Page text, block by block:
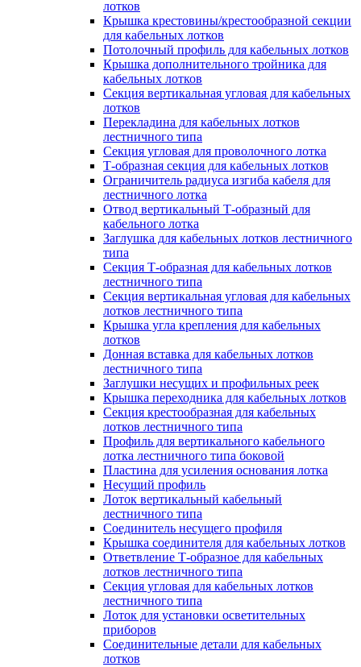
лотков
Крышка крестовины/крестообразной секции
для кабельных лотков
Потолочный профиль для кабельных лотков
Крышка дополнительного тройника для
кабельных лотков
Секция вертикальная угловая для кабельных
лотков
Перекладина для кабельных лотков
лестничного типа
Секция угловая для проволочного лотка
Т-образная секция для кабельных лотков
Ограничитель радиуса изгиба кабеля для
лестничного лотка
Отвод вертикальный Т-образный для
кабельного лотка
Заглушка для кабельных лотков лестничного
типа
Секция Т-образная для кабельных лотков
лестничного типа
Секция вертикальная угловая для кабельных
лотков лестничного типа
Крышка угла крепления для кабельных
лотков
Донная вставка для кабельных лотков
лестничного типа
Заглушки несущих и профильных реек
Крышка переходника для кабельных лотков
Секция крестообразная для кабельных
лотков лестничного типа
Профиль для вертикального кабельного
лотка лестничного типа боковой
Пластина для усиления основания лотка
Несущий профиль
Лоток вертикальный кабельный
лестничного типа
Соединитель несущего профиля
Крышка соединителя для кабельных лотков
Ответвление Т-образное для кабельных
лотков лестничного типа
Секция угловая для кабельных лотков
лестничного типа
Лоток для установки осветительных
приборов
Соединительные детали для кабельных
лотков